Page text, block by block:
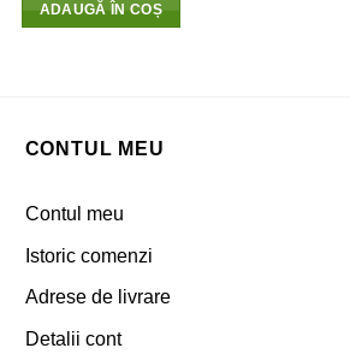
ADAUGĂ ÎN COȘ
CONTUL MEU
Contul meu
Istoric comenzi
Adrese de livrare
Detalii cont